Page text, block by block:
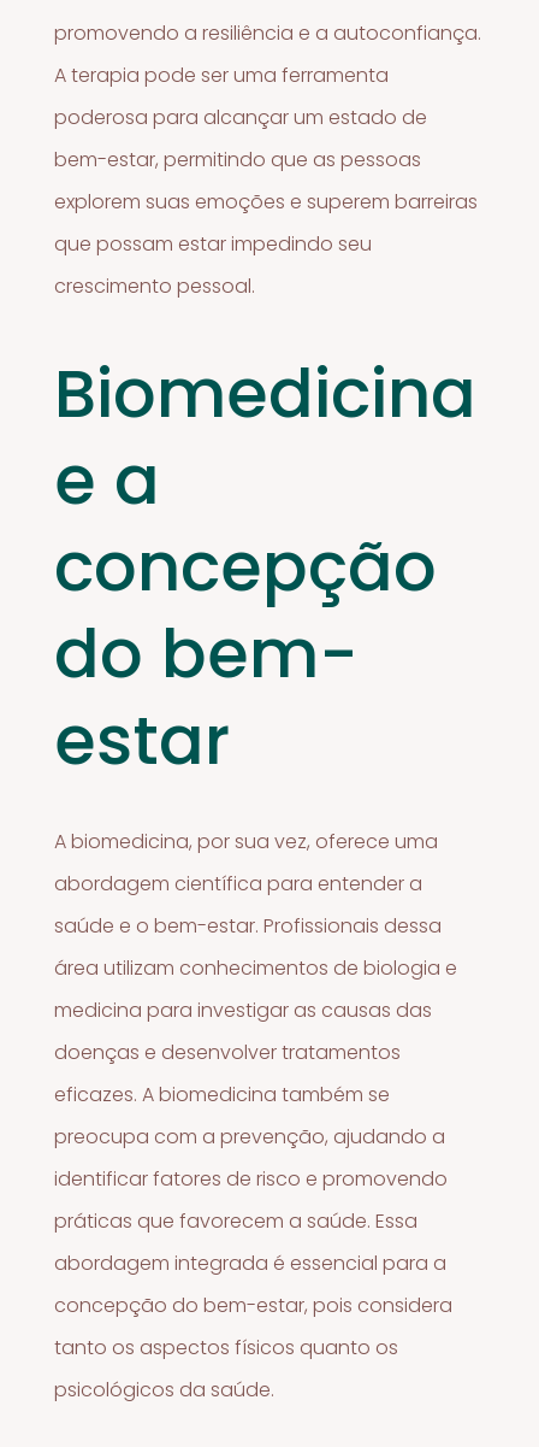
promovendo a resiliência e a autoconfiança.
A terapia pode ser uma ferramenta
poderosa para alcançar um estado de
bem-estar, permitindo que as pessoas
explorem suas emoções e superem barreiras
que possam estar impedindo seu
crescimento pessoal.
Biomedicina
e a
concepção
do bem-
estar
A biomedicina, por sua vez, oferece uma
abordagem científica para entender a
saúde e o bem-estar. Profissionais dessa
área utilizam conhecimentos de biologia e
medicina para investigar as causas das
doenças e desenvolver tratamentos
eficazes. A biomedicina também se
preocupa com a prevenção, ajudando a
identificar fatores de risco e promovendo
práticas que favorecem a saúde. Essa
abordagem integrada é essencial para a
concepção do bem-estar, pois considera
tanto os aspectos físicos quanto os
psicológicos da saúde.